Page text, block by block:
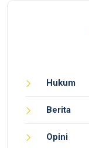
Hukum
Berita
Opini